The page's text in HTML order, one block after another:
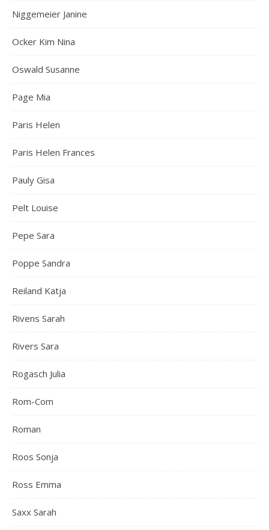
Niggemeier Janine
Ocker Kim Nina
Oswald Susanne
Page Mia
Paris Helen
Paris Helen Frances
Pauly Gisa
Pelt Louise
Pepe Sara
Poppe Sandra
Reiland Katja
Rivens Sarah
Rivers Sara
Rogasch Julia
Rom-Com
Roman
Roos Sonja
Ross Emma
Saxx Sarah